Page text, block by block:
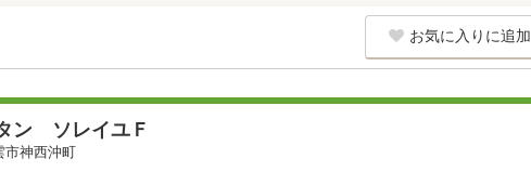
お気に入りに追加
ン ソレイユＦ
市神西沖町